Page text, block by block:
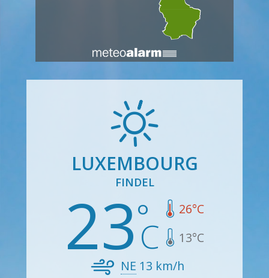
LUXEMBOURG
FINDEL
23 26°C
13°C
NE 13 km/h